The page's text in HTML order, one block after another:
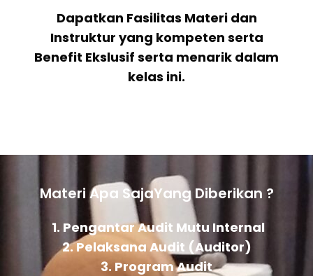
Dapatkan Fasilitas Materi dan
Instruktur yang kompeten serta
Benefit Ekslusif serta menarik dalam
kelas ini.
Materi Apa SajaYang Diberikan ?
1. Pengantar Audit Mutu Internal
2. Pelaksana Audit (Auditor)
3. Program Audit